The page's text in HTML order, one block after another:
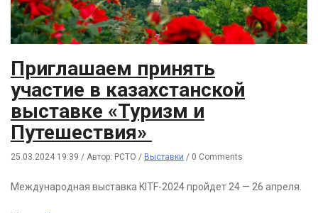
Приглашаем принять
участие в казахстанской
выставке «Туризм и
Путешествия»
25.03.2024 19:39 / Автор: РСТО / Выставки / 0 Comments
Международная выставка KITF-2024 пройдет 24 — 26 апреля.